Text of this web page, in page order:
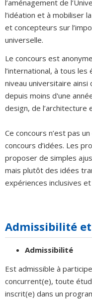
l’aménagement de
l’idéation et à mobiliser
et concepteurs sur
universelle.
Le concours est
l’international, à tous
niveau universitaire
depuis moins d'une
design, de l’architecture
Ce concours n’est pas
concours d’idées. Les
proposer de simples
mais plutôt des idées
expériences inclusives
Admissibilité
Admissibilité
Est admissible à
concurrent(e), toute
inscrit(e) dans un